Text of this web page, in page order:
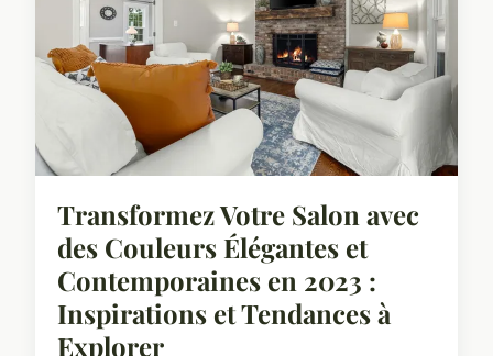
Transformez Votre Salon avec
des Couleurs Élégantes et
Contemporaines en 2023 :
Inspirations et Tendances à
Explorer